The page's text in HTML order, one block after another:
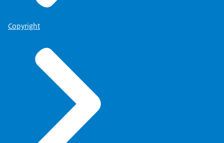
Copyright